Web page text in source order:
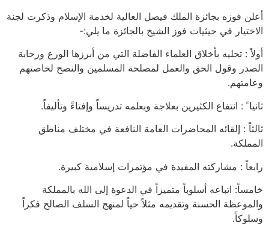
أعلن فوزه بجائزة الملك فيصل العالية لخدمة الإسلام وذكرت لجنة
الاختيار في حيثيات فوز الشيخ بالجائزة ما يلي:-
أولاً : تحليه بأخلاق العلماء الفاضلة التي من أبرزها الورع ورحابة
الصدر وقول الحق والعمل لمصلحة المسلمين والنصح لخاصتهم
وعامتهم.
ثانيا ً : انتفاع الكثيرين بعلاجة وبعلمه تدريساً وإفتاءً وتأليفاً.
ثالثاً : إلقائه المحاضرات العامة النافعة في مختلف مناطق
المملكة.
رابعاً : مشاركته المفيدة في مؤتمرات إسلامية كبيرة.
خامساً: اتباعه أسلوباً متميزاً في الدعوة إلى الله بالمملكة
والموعظة الحسنة وتقديمه مثلاً حياً لمنهج السلف الصالح فكراً
وسلوكاً.